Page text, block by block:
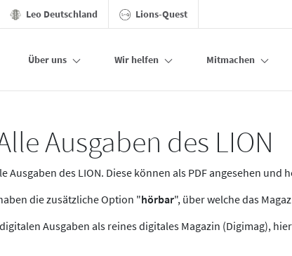
Leo Deutschland Lions-Quest
Über uns Wir helfen Mitmachen
Ausgaben des LION
Ausgaben des LION. Diese können als PDF angesehen und
die zusätzliche Option "hörbar", über welche das
Ausgaben als reines digitales Magazin (Digimag),